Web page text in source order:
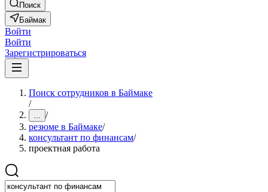
Поиск
Баймак
Войти
Войти
Зарегистрироваться
Поиск сотрудников в Баймаке
/
... /
резюме в Баймаке/
консультант по финансам/
проектная работа